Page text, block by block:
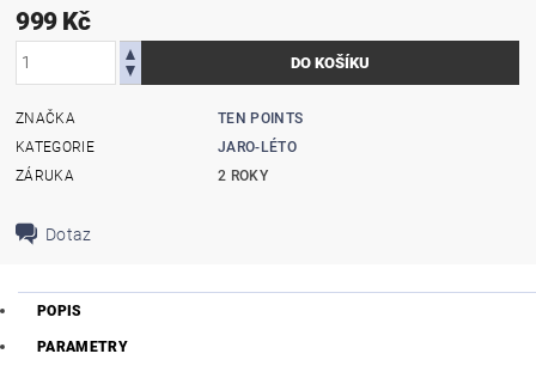
999 Kč
ZNAČKA
TEN POINTS
KATEGORIE
JARO-LÉTO
ZÁRUKA
2 ROKY
Dotaz
POPIS
PARAMETRY